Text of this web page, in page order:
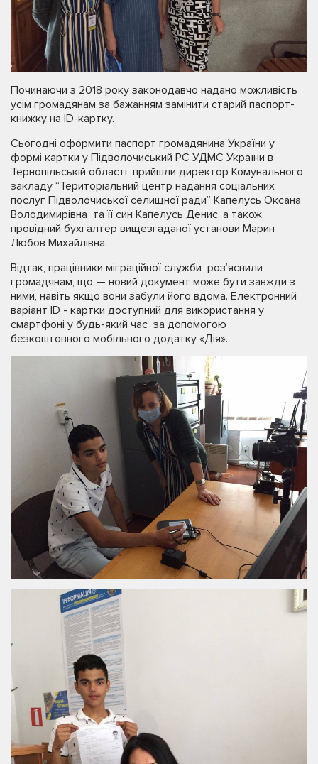
Починаючи з 2018 року законодавчо надано можливість
усім громадянам за бажанням замінити старий паспорт-
книжку на ID-картку.
Сьогодні оформити паспорт громадянина України у
формі картки у Підволочиський РС УДМС України в
Тернопільській області прийшли директор Комунального
закладу “Територіальний центр надання соціальних
послуг Підволочиської селищної ради” Капелусь Оксана
Володимирівна та її син Капелусь Денис, а також
провідний бухгалтер вищезгаданої установи Марин
Любов Михайлівна.
Відтак, працівники міграційної служби роз’яснили
громадянам, що — новий документ може бути завжди з
ними, навіть якщо вони забули його вдома. Електронний
варіант ID - картки доступний для використання у
смартфоні у будь-який час за допомогою
безкоштовного мобільного додатку «Дія».